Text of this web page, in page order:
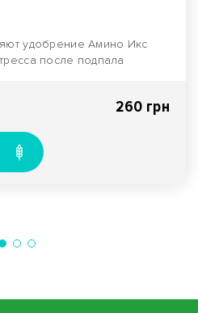
удобрение Амино Икс
после подпала
260 грн